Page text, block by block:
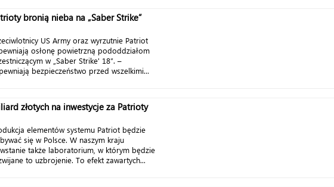
bronią nieba na „Saber Strike”
US Army oraz wyrzutnie Patriot
osłonę powietrzną pododdziałom
w „Saber Strike' 18”. –
bezpieczeństwo przed wszelkimi...
złotych na inwestycje za Patrioty
elementów systemu Patriot będzie
się w Polsce. W naszym kraju
także laboratorium, w którym będzie
to uzbrojenie. To efekt zawartych...